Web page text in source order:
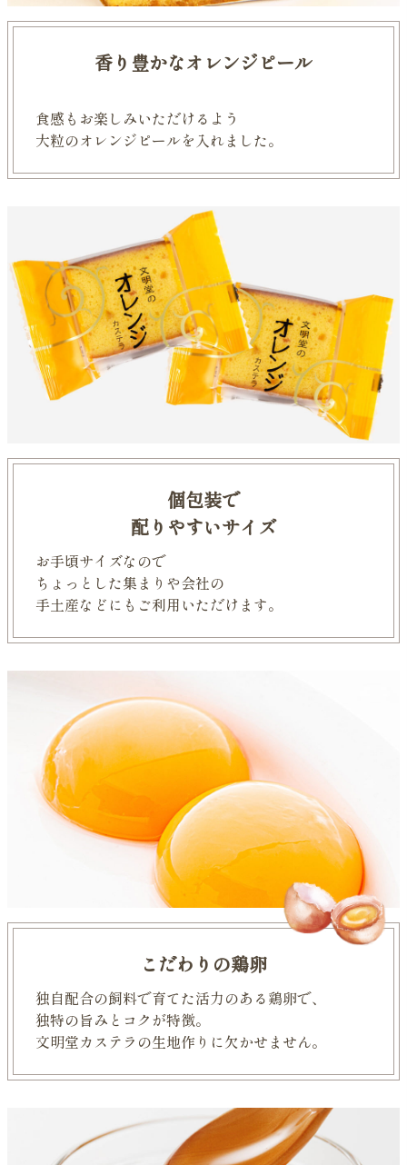
香り豊かなオレンジピール
食感もお楽しみいただけるよう
大粒のオレンジピールを入れました。
個包装で
配りやすいサイズ
お手頃サイズなので
ちょっとした集まりや会社の
手土産などにもご利用いただけます。
こだわりの鶏卵
独自配合の飼料で育てた活力のある鶏卵で、
独特の旨みとコクが特徴。
文明堂カステラの生地作りに欠かせません。